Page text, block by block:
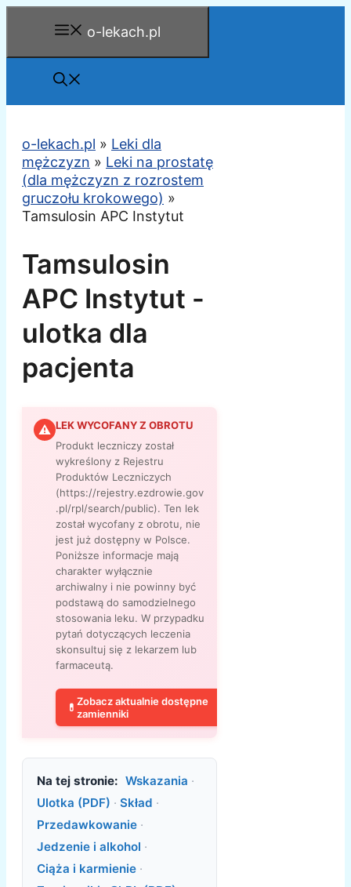
o-lekach.pl
o-lekach.pl » Leki dla
mężczyzn » Leki na prostatę
(dla mężczyzn z rozrostem
gruczołu krokowego) »
Tamsulosin APC Instytut
Tamsulosin
APC Instytut -
ulotka dla
pacjenta
⚠ LEK WYCOFANY Z OBROTU
Produkt leczniczy został
wykreślony z Rejestru
Produktów Leczniczych
(https://rejestry.ezdrowie.gov
.pl/rpl/search/public). Ten lek
został wycofany z obrotu, nie
jest już dostępny w Polsce.
Poniższe informacje mają
charakter wyłącznie
archiwalny i nie powinny być
podstawą do samodzielnego
stosowania leku. W przypadku
pytań dotyczących leczenia
skonsultuj się z lekarzem lub
farmaceutą.
💊 Zobacz aktualnie dostępne
zamienniki
Na tej stronie: Wskazania ·
Ulotka (PDF) · Skład ·
Przedawkowanie ·
Jedzenie i alkohol ·
Ciąża i karmienie ·